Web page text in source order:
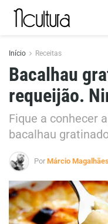
Início Receitas
Bacalhau
requeijão.
Fique a conhecer
bacalhau
Por Márcio Magalhães